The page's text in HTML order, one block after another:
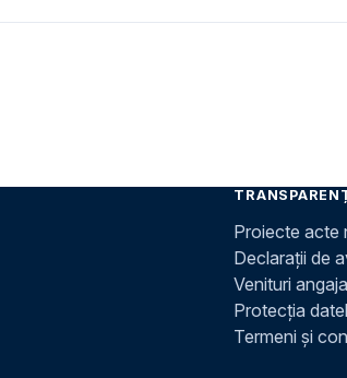
Proiecte acte
Declarații de
Venituri
Protecția
Termeni și